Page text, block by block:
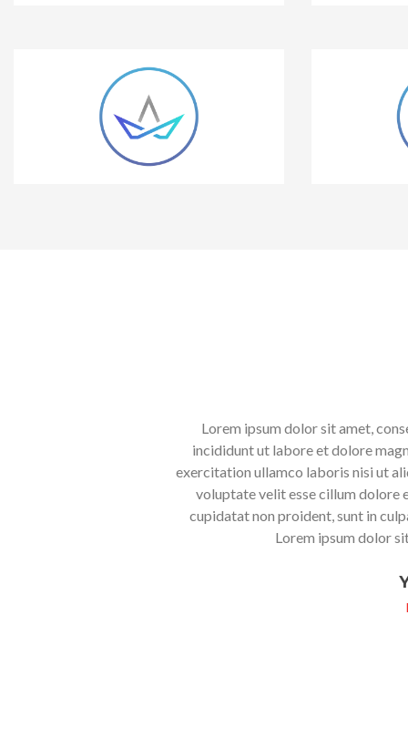
Lorem ipsum dolor sit amet, consectetur adipiscing elit, sed do
incididunt ut labore et dolore magna aliqua. Ut enim ad minim
ullamco laboris nisi ut aliquip ex ea. Duis aute irure
voluptate velit esse cillum dolore eu fugiat nulla pariatur.
non proident, sunt in culpa qui officia deserunt mollit
Lorem ipsum dolor sit amet, consectetur adipiscing